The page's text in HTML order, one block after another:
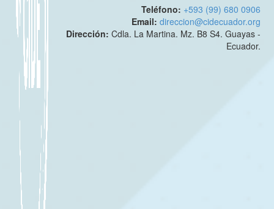
Teléfono: +593 (99) 680 0906
Email:direccion@cidecuador.org
Dirección:Cdla. La Martina. Mz. B8 S4. Guayas -
Ecuador.